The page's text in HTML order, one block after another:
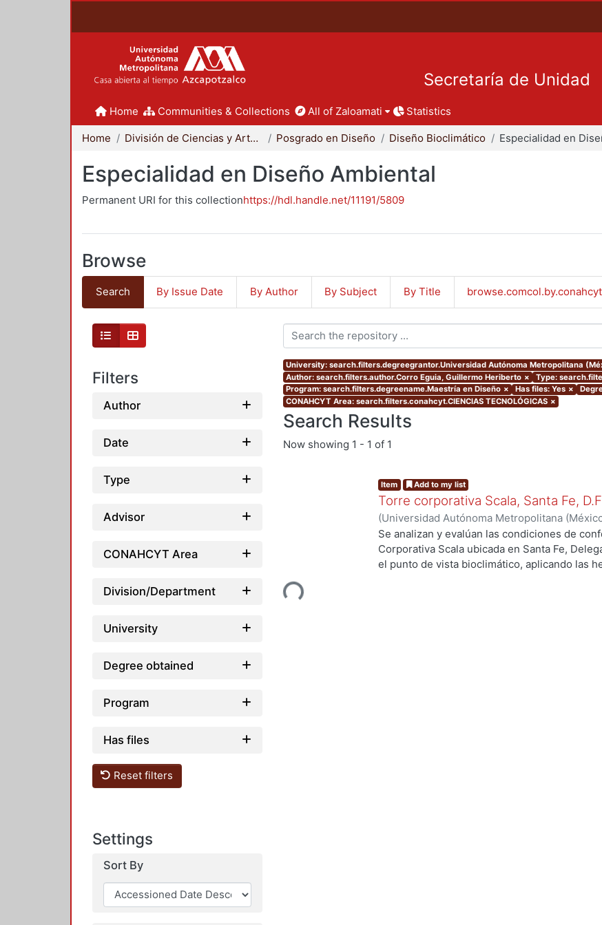
Secretaría de Unidad
Home Communities & Collections All of Zaloamati Statistics
Home División de Ciencias y Artes para el Diseño Posgrado en Diseño Diseño Bioclimático
Especialidad en Diseño Ambiental
Permanent URI for this collectionhttps://hdl.handle.net/11191/5809
Browse
Search By Issue Date By Author By Subject By Title browse.comcol.by.conahcyt
Filters
Author
Date
Type
Advisor
CONAHCYT Area
Division/Department
University
Degree obtained
Program
Has files
Reset filters
Settings
Sort By
University: search.filters.degreegrantor.Universidad Autónoma Metropolitana
Author: search.filters.author.Corro Eguia, Guillermo Heriberto × Type:
Program: search.filters.degreename.Maestría en Diseño × Has files: Yes ×
CONAHCYT Area: search.filters.conahcyt.CIENCIAS TECNOLÓGICAS ×
Search Results
Now showing 1 - 1 of 1
Loading...
Item Add to my list
Torre corporativa Scala, Santa Fe,
(Universidad Autónoma Metropolitana
de Servicios de Información.,1999)Corro
Se analizan y evalúan las condiciones de
Corporativa Scala ubicada en Santa Fe,
el punto de vista bioclimático, aplicando las